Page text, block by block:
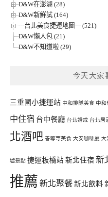
D&W在澎湖 (28)
D&W新鮮試 (164)
---台北美食捷運地圖--- (521)
D&W懶人包 (21)
D&W不知道啦 (29)
今天大家
三重國小捷運站 中和排隊美食 中和
中住宿 台中餐廳 台北婚戒 台北居
北酒吧 善導寺美食 大安咖啡廳 大
墟景點 捷運板橋站 新北住宿 新
推薦 新北聚餐新北飲料